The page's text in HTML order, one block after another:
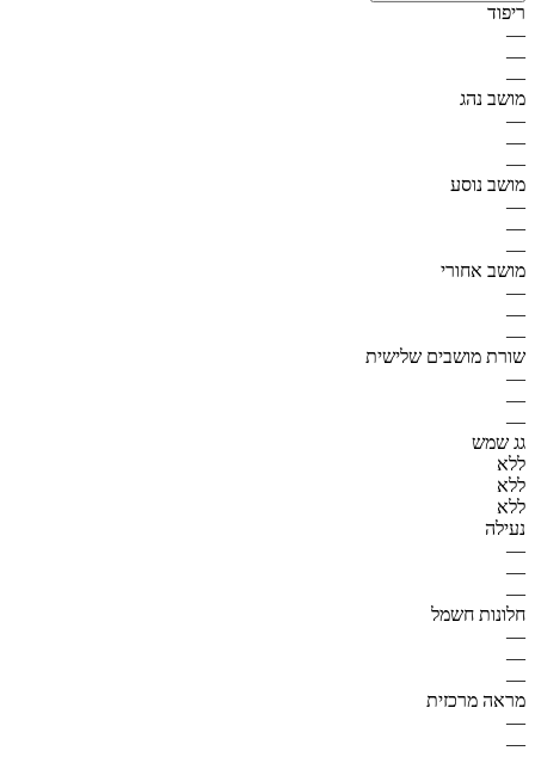
ריפוד
—
—
—
מושב נהג
—
—
—
מושב נוסע
—
—
—
מושב אחורי
—
—
—
שורת מושבים שלישית
—
—
—
גג שמש
ללא
ללא
ללא
נעילה
—
—
—
חלונות חשמל
—
—
—
מראה מרכזית
—
—